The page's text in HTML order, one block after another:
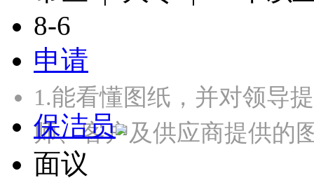
8-6
申请
1.能看懂图纸，并对领导
师、客户及供应商提供
保洁员
面议